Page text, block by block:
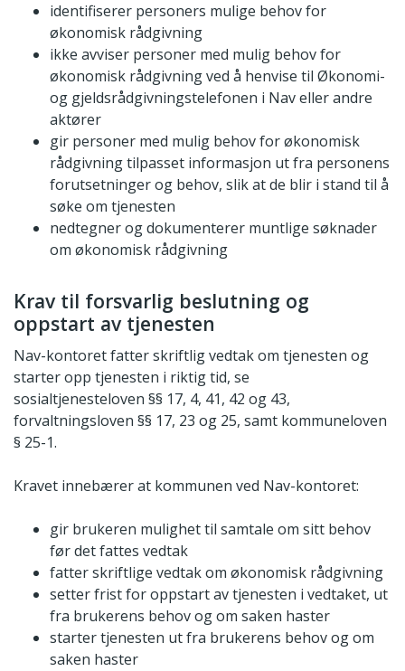
identifiserer personers mulige behov for
økonomisk rådgivning
ikke avviser personer med mulig behov for
økonomisk rådgivning ved å henvise til Økonomi-
og gjeldsrådgivningstelefonen i Nav eller andre
aktører
gir personer med mulig behov for økonomisk
rådgivning tilpasset informasjon ut fra personens
forutsetninger og behov, slik at de blir i stand til å
søke om tjenesten
nedtegner og dokumenterer muntlige søknader
om økonomisk rådgivning
Krav til forsvarlig beslutning og
oppstart av tjenesten
Nav-kontoret fatter skriftlig vedtak om tjenesten og
starter opp tjenesten i riktig tid, se
sosialtjenesteloven §§ 17, 4, 41, 42 og 43,
forvaltningsloven §§ 17, 23 og 25, samt kommuneloven
§ 25-1.
Kravet innebærer at kommunen ved Nav-kontoret:
gir brukeren mulighet til samtale om sitt behov
før det fattes vedtak
fatter skriftlige vedtak om økonomisk rådgivning
setter frist for oppstart av tjenesten i vedtaket, ut
fra brukerens behov og om saken haster
starter tjenesten ut fra brukerens behov og om
saken haster